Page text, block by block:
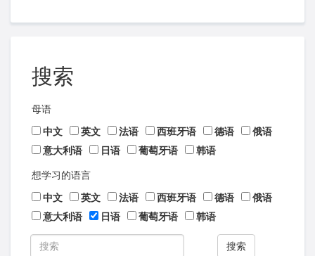
搜索
母语
中文
英文 法语 西班牙语 德语
俄语
意大利语
日语 葡萄牙语 韩语
想学习的语言
中文
英文 法语 西班牙语 德语
俄语
意大利语
日语 葡萄牙语 韩语
搜索